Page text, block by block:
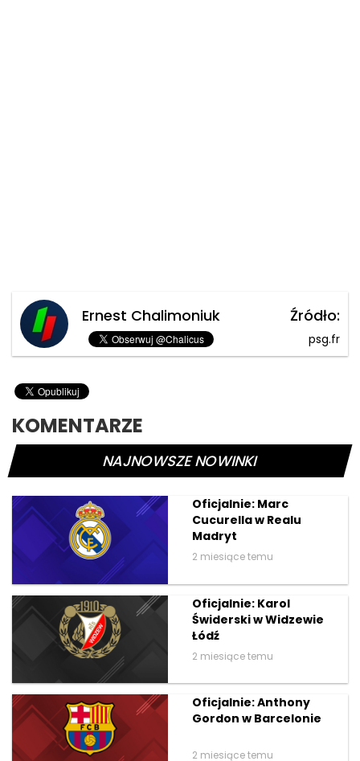
Ernest Chalimoniuk Źródło:
psg.fr
KOMENTARZE
NAJNOWSZE NOWINKI
Oficjalnie: Marc
Cucurella w Realu
Madryt
2 miesiące temu
Oficjalnie: Karol
Świderski w Widzewie
Łódź
2 miesiące temu
Oficjalnie: Anthony
Gordon w Barcelonie
2 miesiące temu